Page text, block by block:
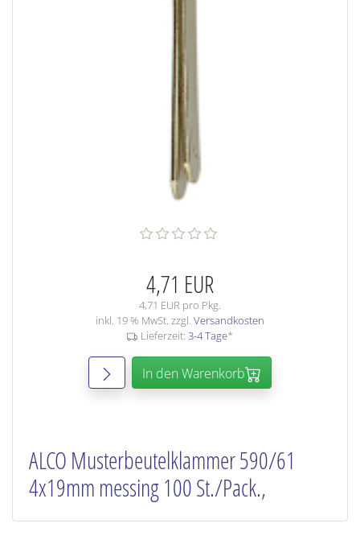
4,71 EUR
4,71 EUR pro Pkg.
inkl. 19 % MwSt. zzgl. Versandkosten
Lieferzeit: 3-4 Tage*
In den Warenkorb
ALCO Musterbeutelklammer 590/61
4x19mm messing 100 St./Pack.,